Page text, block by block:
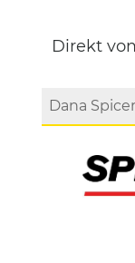
Direkt
Dana